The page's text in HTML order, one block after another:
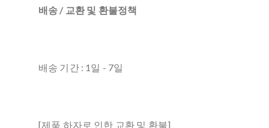
배송 / 교환 및 환불정책
배송 기간 : 1일 - 7일
[제품 하자로 인한 교환 및 환불]